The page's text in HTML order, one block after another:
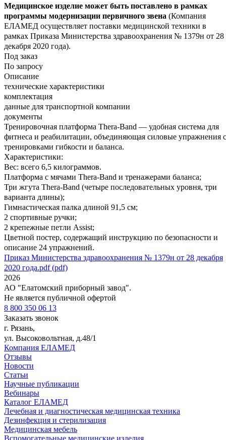
Медицинское изделие может быть поставлено в рамках
программы модернизации первичного звена (Компания
ЕЛАМЕД осуществляет поставки медицинской техники в
рамках Приказа Министерства здравоохранения № 1379н от 28
декабря 2020 года).
Под заказ
По запросу
Описание
технические характеристики
комплектация
данные для транспортной компании
документы
Тренировочная платформа Thera-Band — удобная система для
фитнеса и реабилитации, объединяющая силовые упражнения с
тренировками гибкости и баланса.
Характеристики:
Вес: всего 6,5 килограммов.
Платформа с мячами Thera-Band и тренажерами баланса;
Три жгута Thera-Band (четыре последовательных уровня, три
варианта длины);
Гимнастическая палка длиной 91,5 см;
2 спортивные ручки;
2 крепежные петли Assist;
Цветной постер, содержащий инструкцию по безопасности и
описание 24 упражнений.
Приказ Министерства здравоохранения № 1379н от 28 декабря
2020 года.pdf (pdf)
2026
АО "Елатомский приборный завод".
Не является публичной офертой
8 800 350 06 13
Заказать звонок
г. Рязань,
ул. Высоковольтная, д.48/1
Компания ЕЛАМЕД
Отзывы
Новости
Статьи
Научные публикации
Вебинары
Каталог ЕЛАМЕД
Лечебная и диагностическая медицинская техника
Дезинфекция и стерилизация
Медицинская мебель
Вспомогательные медицинские изделия